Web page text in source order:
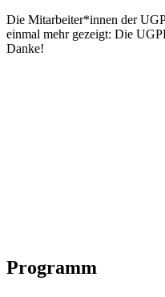
Die Mitarbeiter*innen der
einmal mehr gezeigt: Die
Danke!
Programm